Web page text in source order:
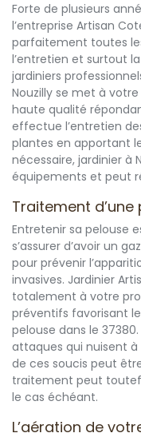
Forte de plusieurs
l’entreprise Artisan
parfaitement toutes
l’entretien et surtout
jardiniers
Nouzilly se met à
haute qualité
effectue l’entretien
plantes en apportant
nécessaire, jardinier à
équipements et peut
Traitement
Entretenir sa pelouse
s’assurer d’avoir un
pour prévenir
invasives. Jardinier
totalement à votre
préventifs favorisant
pelouse dans le
attaques qui nuisent
de ces soucis peut
traitement peut
le cas échéant.
L’aération de